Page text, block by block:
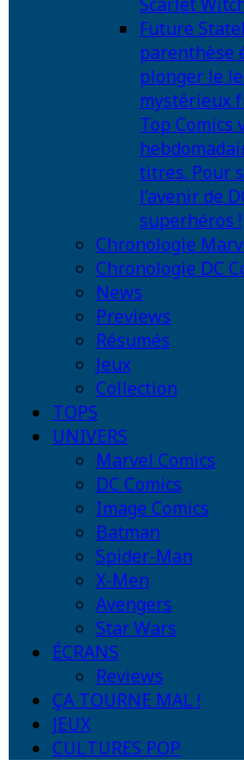
Future State
parenthèse
plonger le
mystérieux
Top Comics
titres. Pour
l’avenir de
superhéros !
Chronologie
Chronologie DC
News
Previews
Résumés
Jeux
Collection
TOPS
UNIVERS
Marvel Comics
DC Comics
Image Comics
Batman
Spider-Man
X-Men
Avengers
Star Wars
ÉCRANS
Reviews
ÇA TOURNE MAL !
JEUX
CULTURES POP